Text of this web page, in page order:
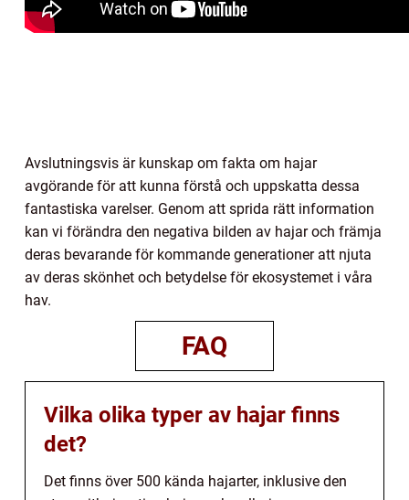
Avslutningsvis är kunskap om fakta om hajar
avgörande för att kunna förstå och uppskatta dessa
fantastiska varelser. Genom att sprida rätt information
kan vi förändra den negativa bilden av hajar och främja
deras bevarande för kommande generationer att njuta
av deras skönhet och betydelse för ekosystemet i våra
hav.
FAQ
Vilka olika typer av hajar finns
det?
Det finns över 500 kända hajarter, inklusive den